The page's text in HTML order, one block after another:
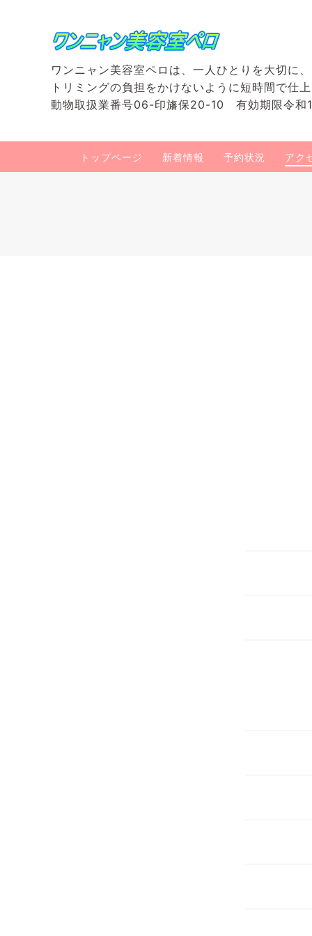
ワンニャン美容室ペロは、一人ひとりを大切に
トリミングの負担をかけないように短時間で仕
動物取扱業番号06-印旛保20-10 有効期限令和
トップページ 新着情報 予約状況 アク